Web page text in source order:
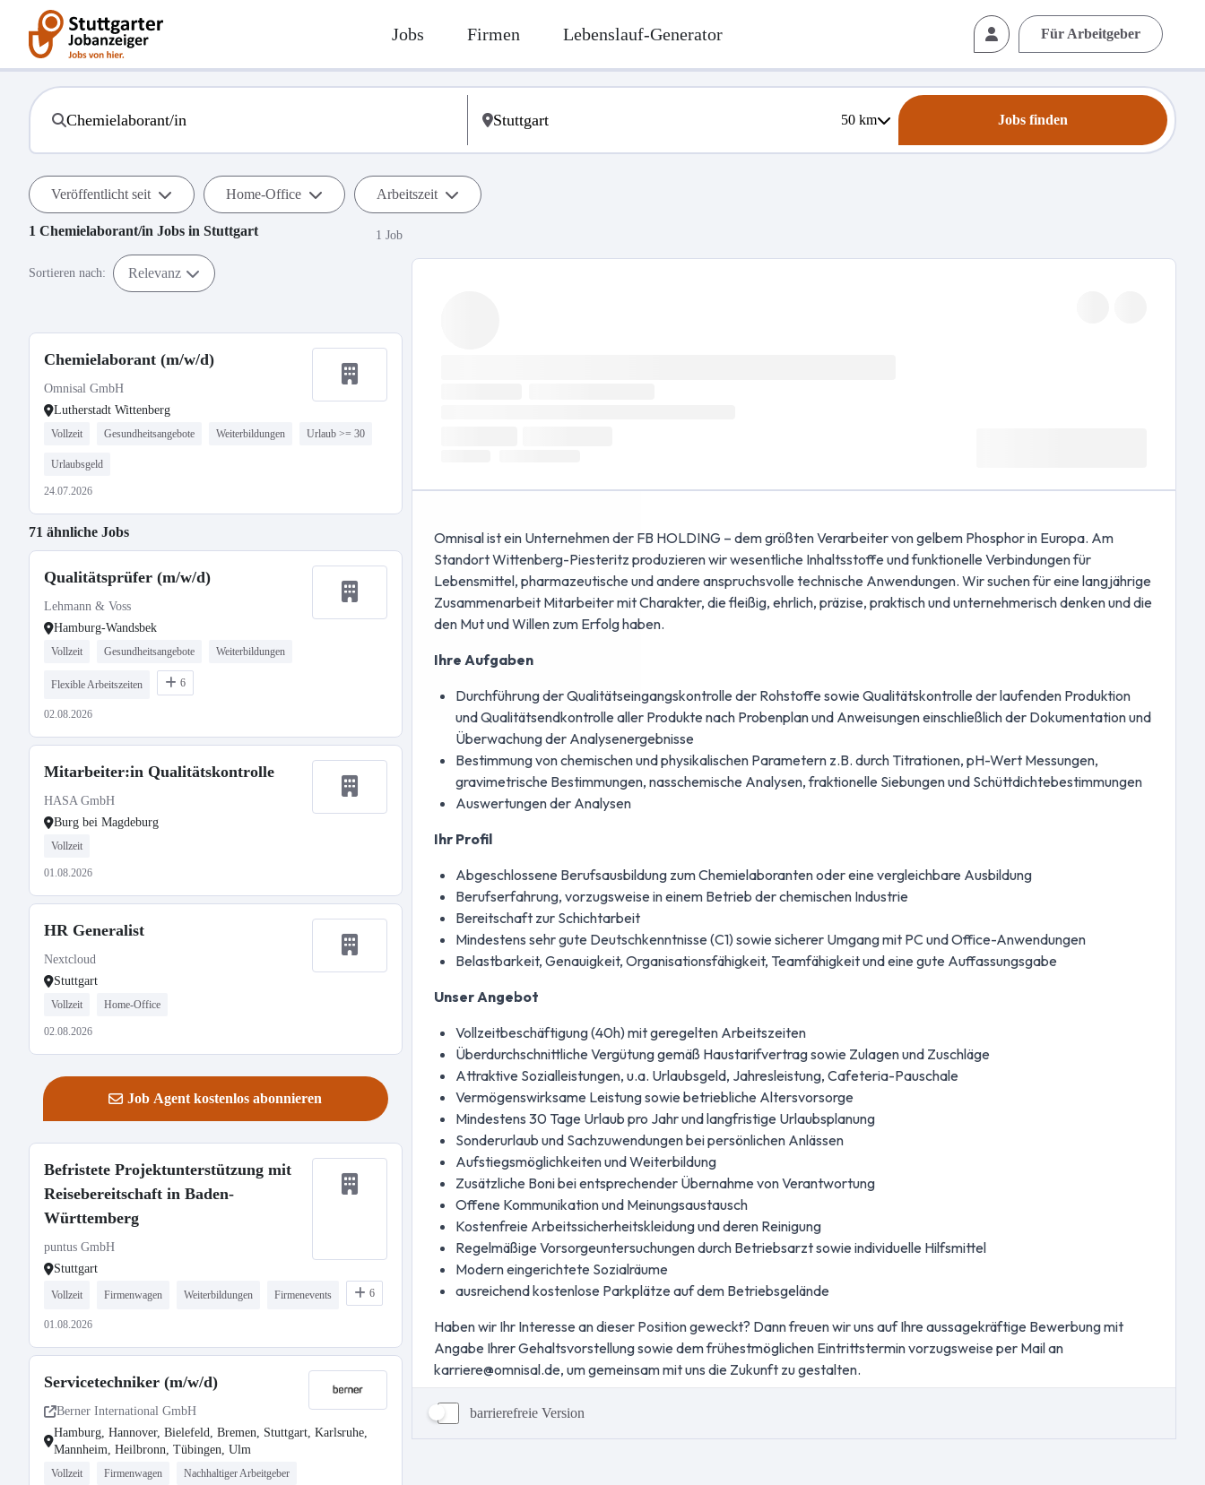
Jobs Firmen Lebenslauf-Generator Für Arbeitgeber
50km Jobs finden
Veröffentlicht seit Home-Office Arbeitszeit
1 Chemielaborant/in Jobs in Stuttgart 1 Job
Sortieren nach: Relevanz
Chemielaborant (m/w/d)
Omnisal GmbH
Lutherstadt Wittenberg
Vollzeit Gesundheitsangebote Weiterbildungen Urlaub >= 30
Urlaubsgeld
24.07.2026
71 ähnliche Jobs
Qualitätsprüfer (m/w/d)
Lehmann & Voss
Hamburg-Wandsbek
Vollzeit Gesundheitsangebote Weiterbildungen
Flexible Arbeitszeiten 6
02.08.2026
Mitarbeiter:in Qualitätskontrolle
HASA GmbH
Burg bei Magdeburg
Vollzeit
01.08.2026
HR Generalist
Nextcloud
Stuttgart
Vollzeit Home-Office
02.08.2026
Job Agent kostenlos abonnieren
Befristete Projektunterstützung mit
Reisebereitschaft in Baden-
Württemberg
puntus GmbH
Stuttgart
Vollzeit Firmenwagen Weiterbildungen Firmenevents 6
01.08.2026
Servicetechniker (m/w/d)
Berner International GmbH
Hamburg, Hannover, Bielefeld, Bremen, Stuttgart, Karlsruhe,
Mannheim, Heilbronn, Tübingen, Ulm
Vollzeit Firmenwagen Nachhaltiger Arbeitgeber
barrierefreie Version